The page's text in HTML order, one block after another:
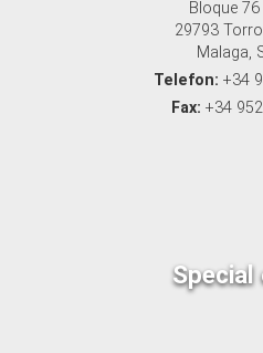
Bloque
29793
Malaga,
Telefon: +34
Fax: +34